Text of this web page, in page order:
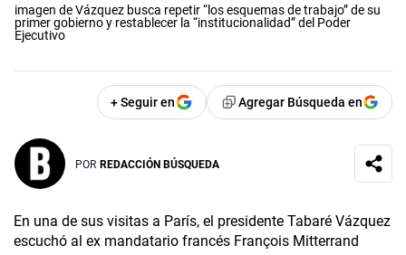
imagen de Vázquez busca repetir “los esquemas de trabajo” de su
primer gobierno y restablecer la “institucionalidad” del Poder
Ejecutivo
+ Seguir en Agregar Búsqueda en
POR REDACCIÓN BÚSQUEDA
En una de sus visitas a París, el presidente Tabaré Vázquez
escuchó al ex mandatario francés François Mitterrand